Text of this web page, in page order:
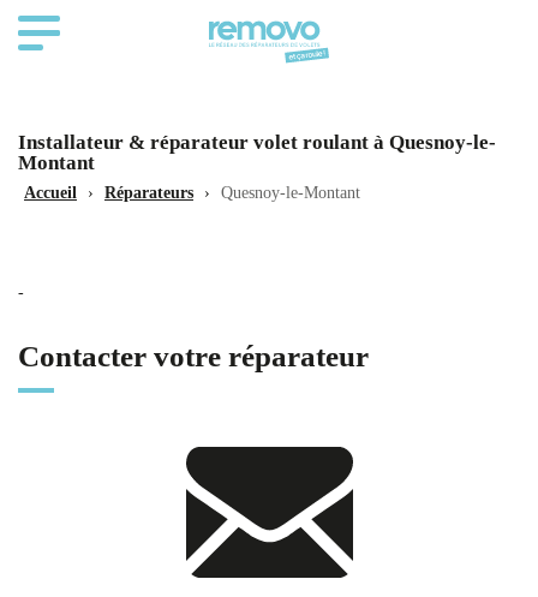
Installateur & réparateur volet roulant à Quesnoy-le-
Montant
Accueil › Réparateurs › Quesnoy-le-Montant
-
Contacter votre réparateur